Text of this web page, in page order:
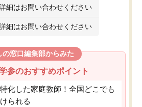
細はお問い合わせください
細はお問い合わせください
の窓口編集部からみた
参のおすすめポイント
化した家庭教師！全国どこでも
られる